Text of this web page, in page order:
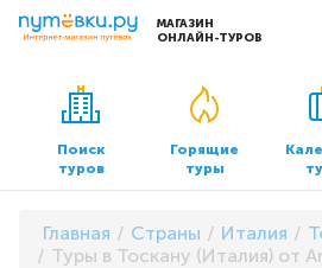
МАГАЗИН
ОНЛАЙН-ТУРОВ
Сервисы
Бронирование отелей
Трансфер
О
О нас
Поиск
туров
Горящие
туры
Главная Страны Италия
Туры в Тоскану (Италия) от